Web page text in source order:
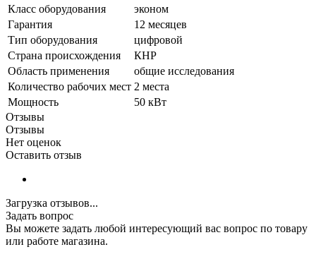
Класс оборудования
эконом
Гарантия
12 месяцев
Тип оборудования
цифровой
Страна происхождения
КНР
Область применения
общие исследования
Количество рабочих мест 2 места
Мощность
50 кВт
Отзывы
Отзывы
Нет оценок
Оставить отзыв
Загрузка отзывов...
Задать вопрос
Вы можете задать любой интересующий вас вопрос по товару
или работе магазина.